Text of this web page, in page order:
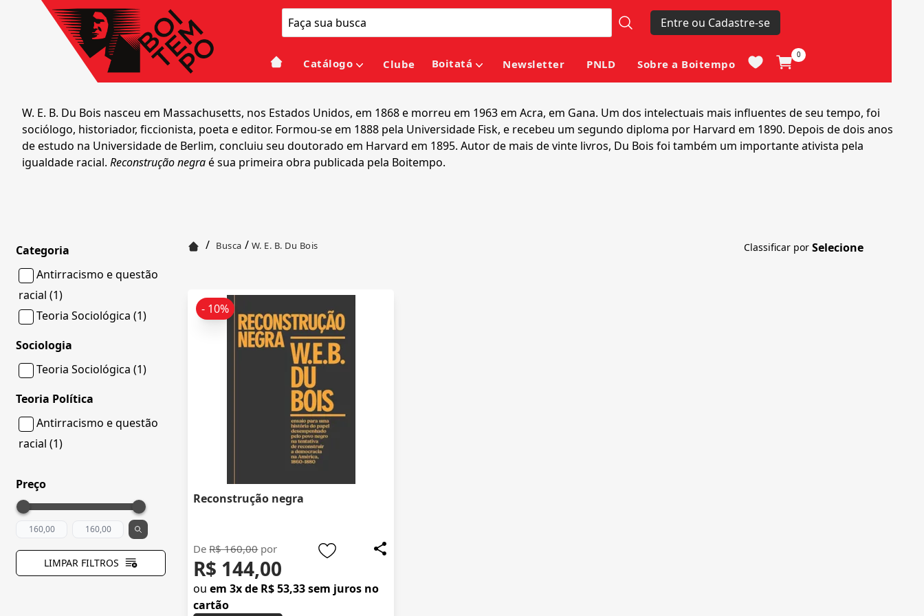
Entre ou Cadastre-se
Catálogo Clube Boitatá Newsletter PNLD Sobre a Boitempo
0
W. E. B. Du Bois nasceu em Massachusetts, nos Estados Unidos, em 1868 e morreu em 1963 em Acra, em Gana. Um dos intelectuais mais influentes de seu tempo, foi
sociólogo, historiador, ficcionista, poeta e editor. Formou-se em 1888 pela Universidade Fisk, e recebeu um segundo diploma por Harvard em 1890. Depois de dois anos
de estudo na Universidade de Berlim, concluiu seu doutorado em Harvard em 1895. Autor de mais de vinte livros, Du Bois foi também um importante ativista pela
igualdade racial. Reconstrução negraé sua primeira obra publicada pela Boitempo.
Categoria
Antirracismo e questão
racial (1)
Teoria Sociológica (1)
Sociologia
Teoria Sociológica (1)
Teoria Política
Antirracismo e questão
racial (1)
Preço
LIMPAR FILTROS
/ Busca / W. E. B. Du Bois Classificar por
Reconstrução negra
DeR$ 160,00por
R$ 144,00
ouem 3x de R$ 53,33 sem juros no
cartão
- 10%